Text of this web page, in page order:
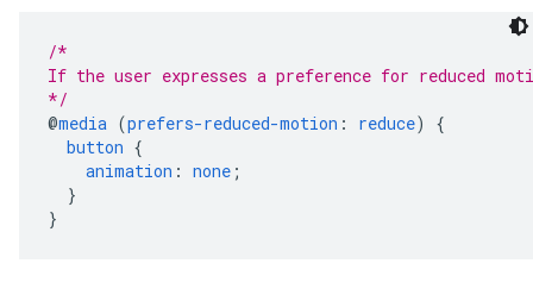
/*
If the user expresses a preference for reduced
*/
@media (prefers-reduced-motion : reduce)
{
button {
animation : none ;
}
}